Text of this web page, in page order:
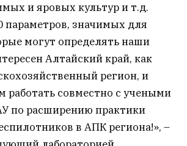
и яровых культур и т.д.
параметров, значимых для
могут определять наши
Алтайский край, как
регион, и
работать совместно с учеными
по расширению практики
в АПК региона!», –